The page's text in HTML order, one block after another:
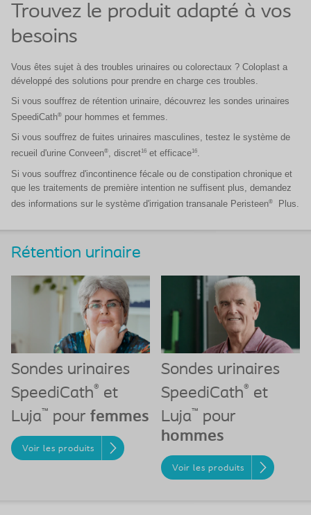
Trouvez le produit adapté à vos
besoins
Vous êtes sujet à des troubles urinaires ou colorectaux ? Coloplast a
développé des solutions pour prendre en charge ces troubles.
Si vous souffrez de rétention urinaire, découvrez les sondes urinaires
SpeediCath® pour hommes et femmes.
Si vous souffrez de fuites urinaires masculines, testez le système de
recueil d'urine Conveen®, discret16 et efficace16.
Si vous souffrez d'incontinence fécale ou de constipation chronique et
que les traitements de première intention ne suffisent plus, demandez
des informations sur le système d'irrigation transanale Peristeen® Plus.
Rétention urinaire
Sondes urinaires
SpeediCath® et
Luja™ pour femmes
Voir les produits
Sondes urinaires
SpeediCath® et
Luja™ pour
hommes
Voir les produits